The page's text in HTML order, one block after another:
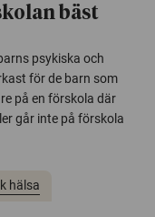
bäst
psykiska och
för de barn som
på en förskola där
går inte på förskola
hälsa